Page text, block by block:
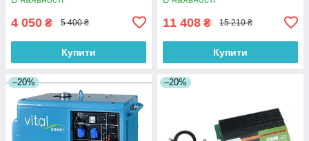
4 050 ₴ 5 400 ₴
Купити
11 408 ₴ 15 210 ₴
Купити
–20% –20%